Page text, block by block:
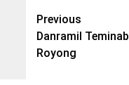
Post
Previous
Danramil
Royong